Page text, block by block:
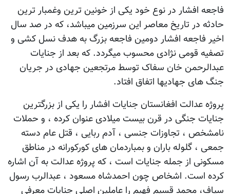
فاجعه افشار در نوع خود یکی از خونین ترین وغمبار ترین
حادثه در تاریخ معاصر این سرزمین میباشد، که در صد سال
اخیر فاجعه افشار دومین فاجعه بزرگ به هدف نسل کشی و
تصفیه قومی نژادی محسوب میگردد. که بعد از جنایات
عبدالرحمن خان سفاک توسط مرتجعین جهادی در جریان
جنگ های جهادیها اتفاق افتاد.
پروژه عدالت افغانستان جنایات افشار را یکی از بزرگترین
جنایات جنگی در قرن بیست میلادی عنوان کرده ، و حملات
نامشخص ، تجاوزات جنسی ، آدم ربایی ، قتل عام دسته
جمعی ، گلوله باران و بمباردمان های کورکورانه در مناطق
مسکونی از جمله جنایات است ، که پروژه عدالت به آن اشاره
کرده است. اشخاص چون احمدشاه مسعود ، عبدالرب رسول
سیاف، محمد قسیم فهیم را عاملین اصلی جنایات معرفی